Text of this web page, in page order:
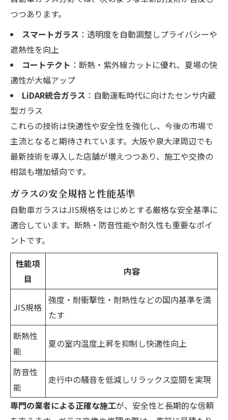
つつあります。
スマートガラス ：透明度を自動調整しプライバシーや
遮熱性を向上
コートテクト ：断熱・紫外線カットに優れ、夏場の快
適性が大幅アップ
LiDAR統合ガラス ：自動運転時代に向けたセンサ内蔵
型ガラス
これらの技術は快適性や安全性を強化し、今後の市場で
主流となると期待されています。大阪や泉大津周辺でも
最新技術を導入した店舗が増えつつあり、施工や交換の
相談も増加傾向です。
ガラスの安全規格と性能基準
自動車ガラスはJIS規格をはじめとする厳格な安全基準に
適合しています。断熱・防音性能や耐久性も重要なポイ
ントです。
性能項
目
内容
JIS規格
強度・耐衝撃性・耐熱性などの国内基準を満
たす
断熱性
能
夏の室内温度上昇を抑制し快適性向上
防音性
能
走行中の騒音を低減しリラックス空間を実現
専門の業者による正確な施工が、安全性と長期的な信頼